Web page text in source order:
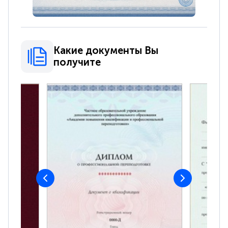
Какие документы Вы
получите